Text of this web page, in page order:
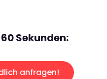
Sekunden:
anfragen!